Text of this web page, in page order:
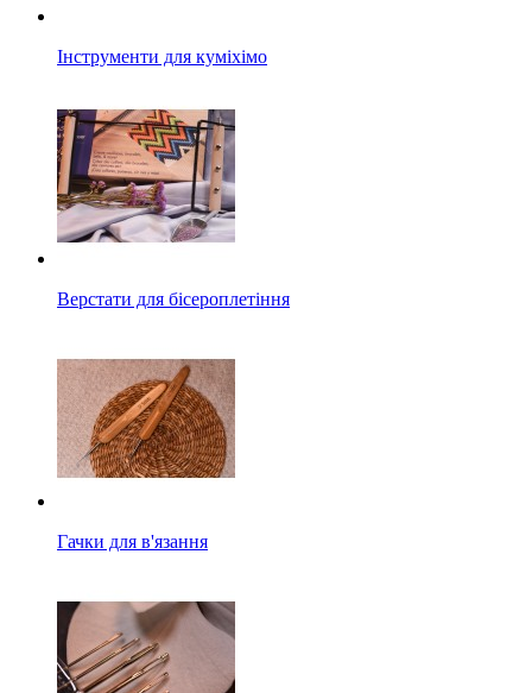
Інструменти для куміхімо
Верстати для бісероплетіння
Гачки для в'язання